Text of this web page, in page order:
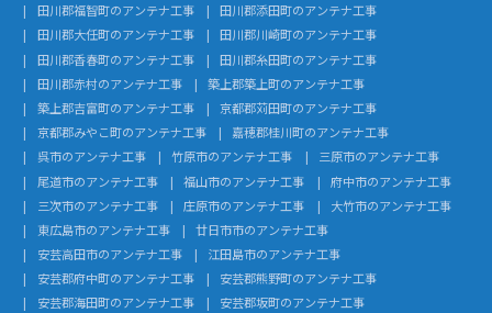
田川郡福智町のアンテナ工事
田川郡添田町のアンテナ工事
田川郡大任町のアンテナ工事
田川郡川崎町のアンテナ工事
田川郡香春町のアンテナ工事
田川郡糸田町のアンテナ工事
田川郡赤村のアンテナ工事
築上郡築上町のアンテナ工事
築上郡吉富町のアンテナ工事
京都郡苅田町のアンテナ工事
京都郡みやこ町のアンテナ工事
嘉穂郡桂川町のアンテナ工事
呉市のアンテナ工事
竹原市のアンテナ工事
三原市のアンテナ工事
尾道市のアンテナ工事
福山市のアンテナ工事
府中市のアンテナ工事
三次市のアンテナ工事
庄原市のアンテナ工事
大竹市のアンテナ工事
東広島市のアンテナ工事
廿日市市のアンテナ工事
安芸高田市のアンテナ工事
江田島市のアンテナ工事
安芸郡府中町のアンテナ工事
安芸郡熊野町のアンテナ工事
安芸郡海田町のアンテナ工事
安芸郡坂町のアンテナ工事